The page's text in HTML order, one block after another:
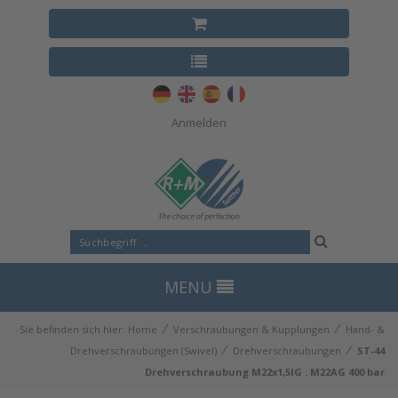
Anmelden
MENU
Sie befinden sich hier: Home ⁄ Verschraubungen & Kupplungen ⁄ Hand- &
Drehverschraubungen (Swivel) ⁄ Drehverschraubungen ⁄ ST-44
Drehverschraubung M22x1,5IG : M22AG 400 bar